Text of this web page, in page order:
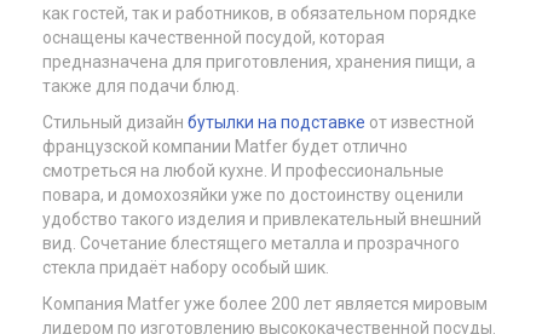
как гостей, так и работников, в обязательном порядке
оснащены качественной посудой, которая
предназначена для приготовления, хранения пищи, а
также для подачи блюд.
Стильный дизайн бутылки на подставке от известной
французской компании Matfer будет отлично
смотреться на любой кухне. И профессиональные
повара, и домохозяйки уже по достоинству оценили
удобство такого изделия и привлекательный внешний
вид. Сочетание блестящего металла и прозрачного
стекла придаёт набору особый шик.
Компания Matfer уже более 200 лет является мировым
лидером по изготовлению высококачественной посуды.